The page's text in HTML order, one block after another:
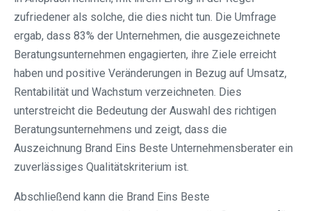
zufriedener als solche, die dies nicht tun. Die Umfrage
ergab, dass 83% der Unternehmen, die ausgezeichnete
Beratungsunternehmen engagierten, ihre Ziele erreicht
haben und positive Veränderungen in Bezug auf Umsatz,
Rentabilität und Wachstum verzeichneten. Dies
unterstreicht die Bedeutung der Auswahl des richtigen
Beratungsunternehmens und zeigt, dass die
Auszeichnung Brand Eins Beste Unternehmensberater ein
zuverlässiges Qualitätskriterium ist.
Abschließend kann die Brand Eins Beste